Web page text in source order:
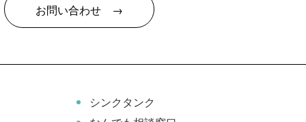
お問い合わせ →
シンクタンク